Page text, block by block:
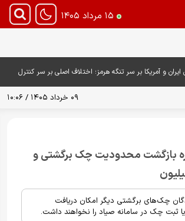
۱۵ مرداد ۱۴۰۵
ایران و آمریکا بر سر تنگه هرمز؛ اختلاف اصلی بر سر کنترل
۰۹ خرداد ۱۴۰۵ / ۱۰:۰۶
بازگشت محدودیت چک برگشتی و
چک‌های برگشتی دیگر امکان دریافت
ثبت چک در سامانه صیاد را نخواهند داشت.